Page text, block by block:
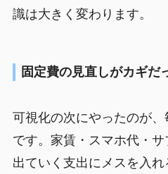
識は大きく変わります。
固定費の見直しがカギだ
可視化の次にやったのが
です。家賃・スマホ代・
出ていく支出にメスを入れ